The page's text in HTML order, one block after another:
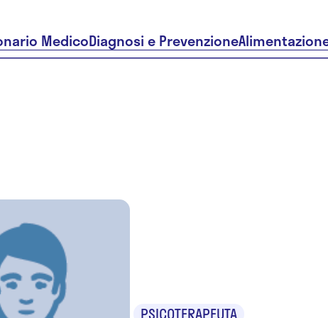
MedicoDiagnosi e Prevenzione
PSICOTERAPEUTA